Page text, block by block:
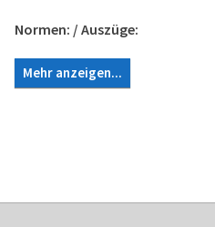
Normen: / Auszüge:
Mehr anzeigen...